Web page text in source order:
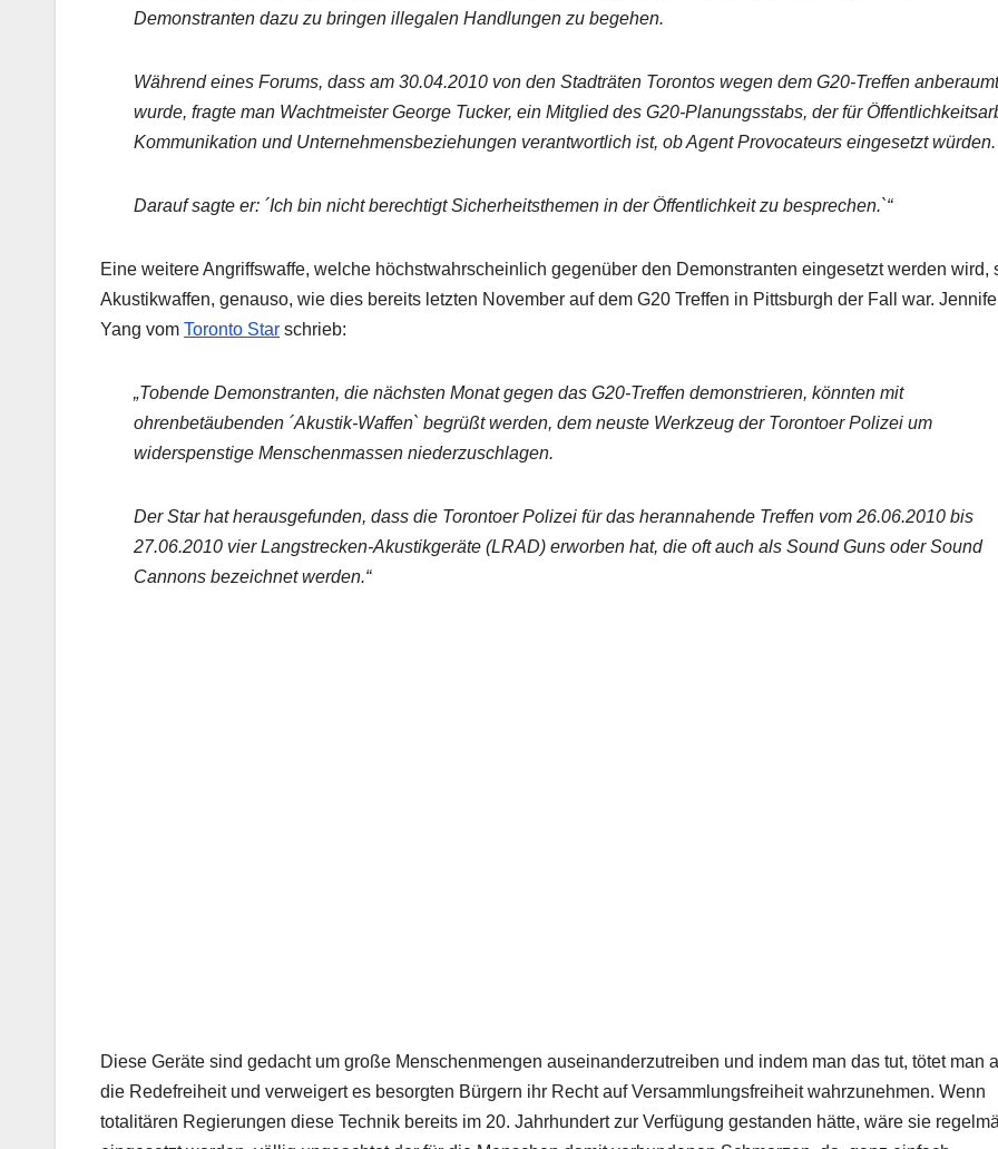
Demonstranten dazu zu bringen illegalen Handlungen zu begehen.
Während eines Forums, dass am 30.04.2010 von den Stadträten Torontos wegen dem G20-Treffen anberaumt
wurde, fragte man Wachtmeister George Tucker, ein Mitglied des G20-Planungsstabs, der für
Kommunikation und Unternehmensbeziehungen verantwortlich ist, ob Agent Provocateurs eingesetzt würden.
Darauf sagte er: ´Ich bin nicht berechtigt Sicherheitsthemen in der Öffentlichkeit zu besprechen.`“
Eine weitere Angriffswaffe, welche höchstwahrscheinlich gegenüber den Demonstranten eingesetzt werden wird,
Akustikwaffen, genauso, wie dies bereits letzten November auf dem G20 Treffen in Pittsburgh der Fall war.
Yang vom Toronto Star schrieb:
„Tobende Demonstranten, die nächsten Monat gegen das G20-Treffen demonstrieren, könnten mit
ohrenbetäubenden ´Akustik-Waffen` begrüßt werden, dem neuste Werkzeug der Torontoer Polizei um
widerspenstige Menschenmassen niederzuschlagen.
Der Star hat herausgefunden, dass die Torontoer Polizei für das herannahende Treffen vom 26.06.2010 bis
27.06.2010 vier Langstrecken-Akustikgeräte (LRAD) erworben hat, die oft auch als Sound Guns oder Sound
Cannons bezeichnet werden.“
Diese Geräte sind gedacht um große Menschenmengen auseinanderzutreiben und indem man das tut, tötet man
die Redefreiheit und verweigert es besorgten Bürgern ihr Recht auf Versammlungsfreiheit wahrzunehmen. Wenn
totalitären Regierungen diese Technik bereits im 20. Jahrhundert zur Verfügung gestanden hätte, wäre sie